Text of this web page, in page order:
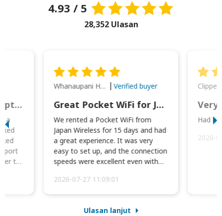
4.93 / 5
28,352 Ulasan
This was wonderful option to a family of four. Everything worked smoothly.
a
to
Whanaupani Henry Joseph Macown Verified buyer
Great Pocket WiFi for Japan Travel
We rented a Pocket WiFi from
Japan Wireless for 15 days and had
a great experience. It was very
easy to set up, and the connection
speeds were excellent even with
2026-07-27 11:09:01
Very
Had
2026-
Ulasan lanjut